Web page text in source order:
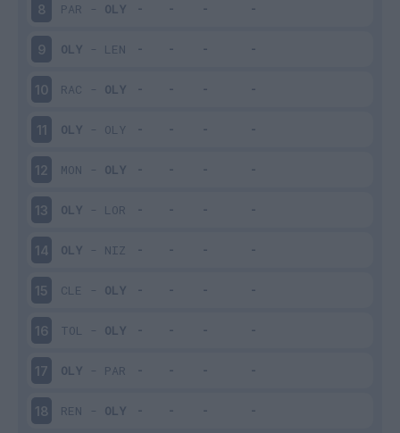
8 PAR - OLY
9 OLY - LEN
10 RAC - OLY
11 OLY - OLY
12 MON - OLY
13 OLY - LOR
14 OLY - NIZ
15 CLE - OLY
16 TOL - OLY
17 OLY - PAR
18 REN - OLY